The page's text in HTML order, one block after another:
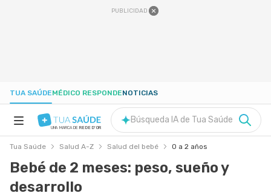
PUBLICIDAD
TUA SAÚDEMÉDICO RESPONDENOTICIAS
NUTRICIÓN
UNA MARCA DE REDE D'OR
Búsqueda IA de Tua Saúde
Tua Saúde Salud A-Z Salud del bebé 0 a 2 años
Bebé de 2 meses: peso, sueño y
desarrollo